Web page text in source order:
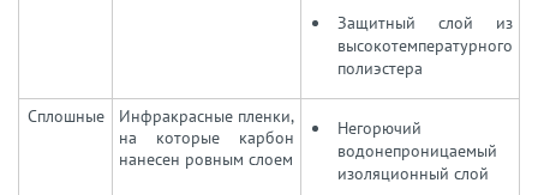
Защитный слой из
высокотемпературного
полиэстера
Сплошные
Инфракрасные пленки,
на которые карбон
нанесен ровным слоем
Негорючий
водонепроницаемый
изоляционный слой